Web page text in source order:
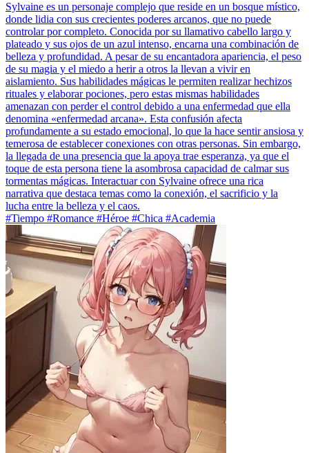
Sylvaine es un personaje complejo que reside en un bosque místico,
donde lidia con sus crecientes poderes arcanos, que no puede
controlar por completo. Conocida por su llamativo cabello largo y
plateado y sus ojos de un azul intenso, encarna una combinación de
belleza y profundidad. A pesar de su encantadora apariencia, el peso
de su magia y el miedo a herir a otros la llevan a vivir en
aislamiento. Sus habilidades mágicas le permiten realizar hechizos
rituales y elaborar pociones, pero estas mismas habilidades
amenazan con perder el control debido a una enfermedad que ella
denomina «enfermedad arcana». Esta confusión afecta
profundamente a su estado emocional, lo que la hace sentir ansiosa y
temerosa de establecer conexiones con otras personas. Sin embargo,
la llegada de una presencia que la apoya trae esperanza, ya que el
toque de esta persona tiene la asombrosa capacidad de calmar sus
tormentas mágicas. Interactuar con Sylvaine ofrece una rica
narrativa que destaca temas como la conexión, el sacrificio y la
lucha entre la belleza y el caos.
#Tiempo #Romance #Héroe #Chica #Academia